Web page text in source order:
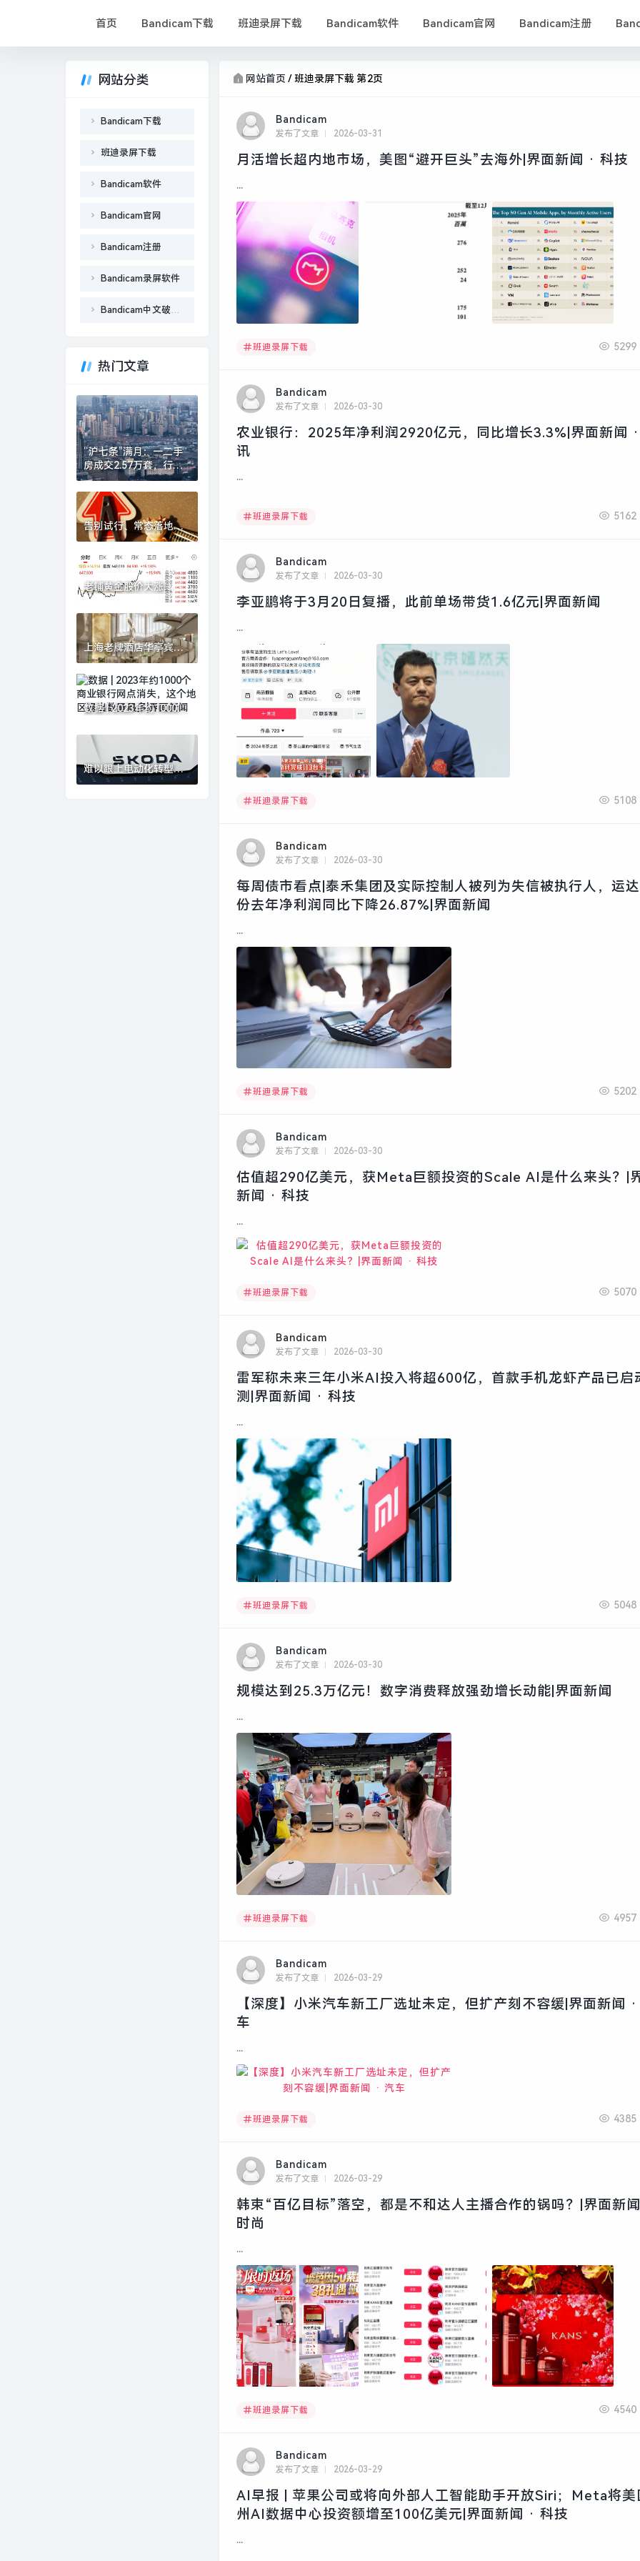
首页 Bandicam下载 班迪录屏下载 Bandicam软件 Bandicam官网 Bandicam注册
网站首页 /班迪录屏下载 第2页
Bandicam
发布了文章 2026-03-31
月活增长超内地市场，美图“避开巨头”去海外|界面新闻 · 科技
...
班迪录屏下载 5299
Bandicam
发布了文章 2026-03-30
农业银行：2025年净利润2920亿元，同比增长3.3%|界面新闻
讯
...
班迪录屏下载 5162
Bandicam
发布了文章 2026-03-30
李亚鹏将于3月20日复播，此前单场带货1.6亿元|界面新闻
...
班迪录屏下载 5108
Bandicam
发布了文章 2026-03-30
每周债市看点|泰禾集团及实际控制人被列为失信被执行人，运
份去年净利润同比下降26.87%|界面新闻
...
班迪录屏下载 5202
Bandicam
发布了文章 2026-03-30
估值超290亿美元，获Meta巨额投资的Scale AI是什么来头？|
新闻 · 科技
...
班迪录屏下载 5070
Bandicam
发布了文章 2026-03-30
雷军称未来三年小米AI投入将超600亿，首款手机龙虾产品已启
测|界面新闻 · 科技
...
班迪录屏下载 5048
Bandicam
发布了文章 2026-03-30
规模达到25.3万亿元！数字消费释放强劲增长动能|界面新闻
...
班迪录屏下载 4957
Bandicam
发布了文章 2026-03-29
【深度】小米汽车新工厂选址未定，但扩产刻不容缓|界面新闻
车
...
班迪录屏下载 4385
Bandicam
发布了文章 2026-03-29
韩束“百亿目标”落空，都是不和达人主播合作的锅吗？|界面新
时尚
...
班迪录屏下载 4540
Bandicam
发布了文章 2026-03-29
AI早报 | 苹果公司或将向外部人工智能助手开放Siri；Meta将美
州AI数据中心投资额增至100亿美元|界面新闻 · 科技
...
网站分类
Bandicam下载
班迪录屏下载
Bandicam软件
Bandicam官网
Bandicam注册
Bandicam录屏软件
Bandicam中文破解版
热门文章
“沪七条”满月：一二手
房成交2.57万套，行业
称“金三确立、银四可
期”|界面新闻 · 地产
告别试行、常态落地，
券商“五篇大文章”专项
评价指标迎优化|界面新
闻
老铺黄金股价大涨
15%，去年净赚超48亿
元|界面新闻
上海老牌酒店华亭宾馆
更新开放，以海派文化
连接城市记忆|界面新闻
· 旅行
数据 | 2023年约1000个
个地区退出数量最多|界
面新闻
难以跟上电动化转型步
伐，大众中国回应斯柯